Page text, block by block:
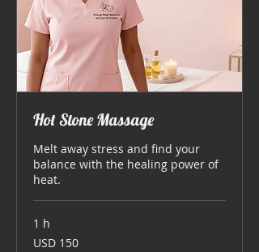
Hot Stone Massage
Melt away stress and find your
balance with the healing power of
heat.
1 h
150
dólares
USD 150